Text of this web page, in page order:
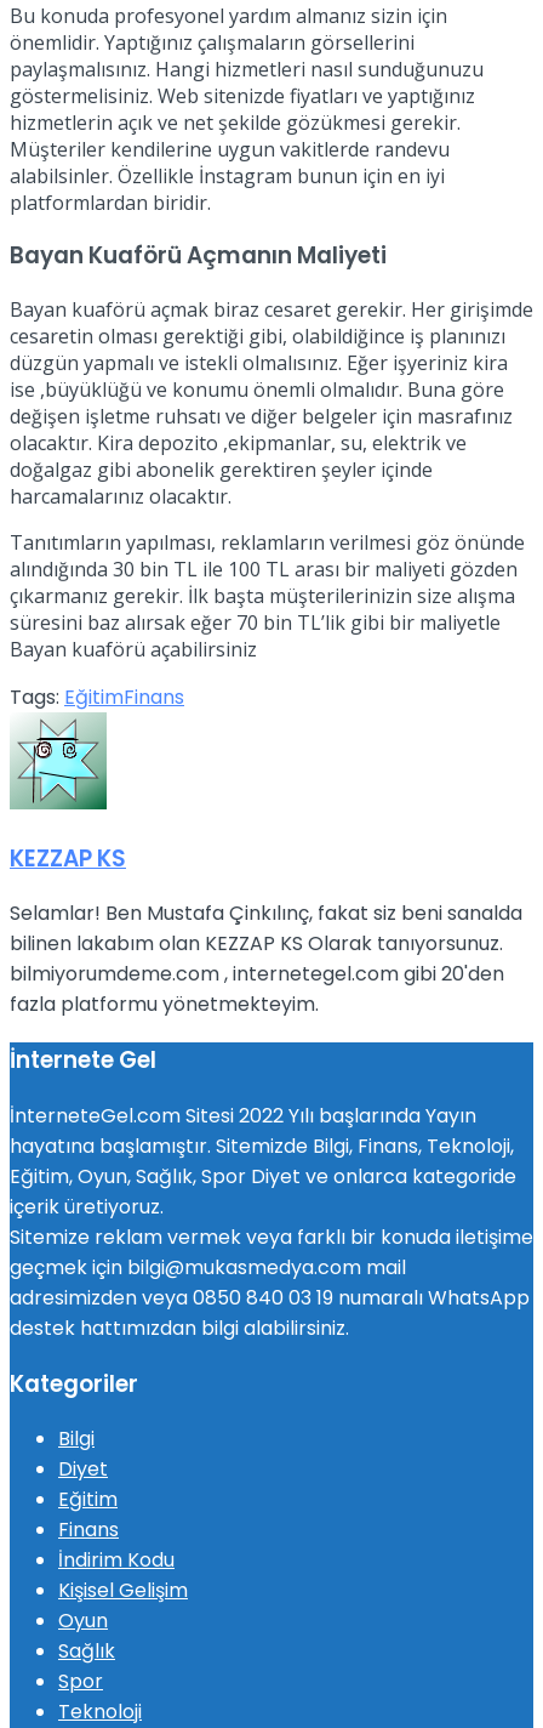
Bu konuda profesyonel yardım almanız sizin için
önemlidir. Yaptığınız çalışmaların görsellerini
paylaşmalısınız. Hangi hizmetleri nasıl sunduğunuzu
göstermelisiniz. Web sitenizde fiyatları ve yaptığınız
hizmetlerin açık ve net şekilde gözükmesi gerekir.
Müşteriler kendilerine uygun vakitlerde randevu
alabilsinler. Özellikle İnstagram bunun için en iyi
platformlardan biridir.
Bayan Kuaförü Açmanın Maliyeti
Bayan kuaförü açmak biraz cesaret gerekir. Her girişimde
cesaretin olması gerektiği gibi, olabildiğince iş planınızı
düzgün yapmalı ve istekli olmalısınız. Eğer işyeriniz kira
ise ,büyüklüğü ve konumu önemli olmalıdır. Buna göre
değişen işletme ruhsatı ve diğer belgeler için masrafınız
olacaktır. Kira depozito ,ekipmanlar, su, elektrik ve
doğalgaz gibi abonelik gerektiren şeyler içinde
harcamalarınız olacaktır.
Tanıtımların yapılması, reklamların verilmesi göz önünde
alındığında 30 bin TL ile 100 TL arası bir maliyeti gözden
çıkarmanız gerekir. İlk başta müşterilerinizin size alışma
süresini baz alırsak eğer 70 bin TL’lik gibi bir maliyetle
Bayan kuaförü açabilirsiniz
Tags: EğitimFinans
KEZZAP KS
Selamlar! Ben Mustafa Çinkılınç, fakat siz beni sanalda
bilinen lakabım olan KEZZAP KS Olarak tanıyorsunuz.
bilmiyorumdeme.com , internetegel.com gibi 20'den
fazla platformu yönetmekteyim.
İnternete Gel
İnterneteGel.com Sitesi 2022 Yılı başlarında Yayın
hayatına başlamıştır. Sitemizde Bilgi, Finans, Teknoloji,
Eğitim, Oyun, Sağlık, Spor Diyet ve onlarca kategoride
içerik üretiyoruz.
Sitemize reklam vermek veya farklı bir konuda iletişime
geçmek için bilgi@mukasmedya.com mail
adresimizden veya 0850 840 03 19 numaralı WhatsApp
destek hattımızdan bilgi alabilirsiniz.
Kategoriler
Bilgi
Diyet
Eğitim
Finans
İndirim Kodu
Kişisel Gelişim
Oyun
Sağlık
Spor
Teknoloji